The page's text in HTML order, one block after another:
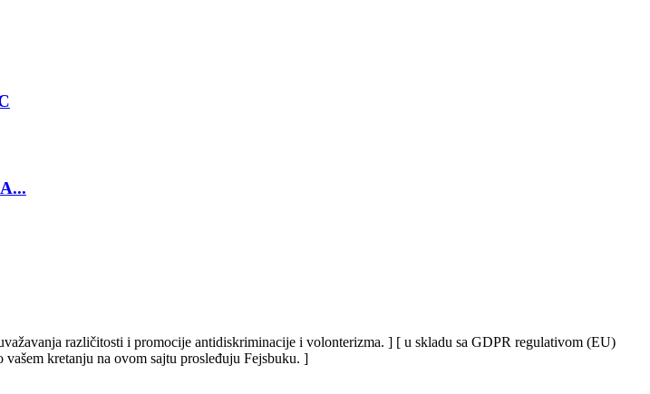
različitosti i promocije antidiskriminacije i volonterizma. ] [ u skladu sa GDPR regulativom (EU)
kretanju na ovom sajtu prosleđuju Fejsbuku. ]